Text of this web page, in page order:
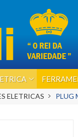
ELETRICAS PLUG